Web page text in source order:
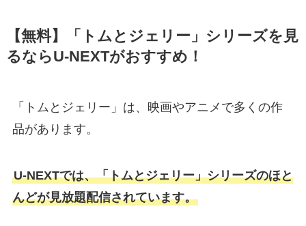
【無料】「トムとジェリー」シリーズを見
るならU-NEXTがおすすめ！
「トムとジェリー」は、映画やアニメで多くの作
品があります。
U-NEXTでは、「トムとジェリー」シリーズのほと
んどが見放題配信されています。